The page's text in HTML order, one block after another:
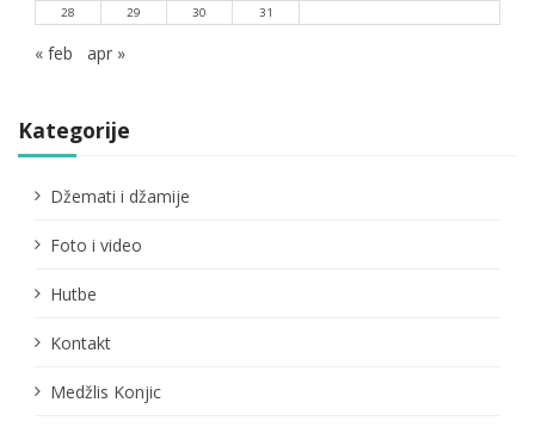
28
29 30 31
« feb apr »
Kategorije
Džemati i džamije
Foto i video
Hutbe
Kontakt
Medžlis Konjic